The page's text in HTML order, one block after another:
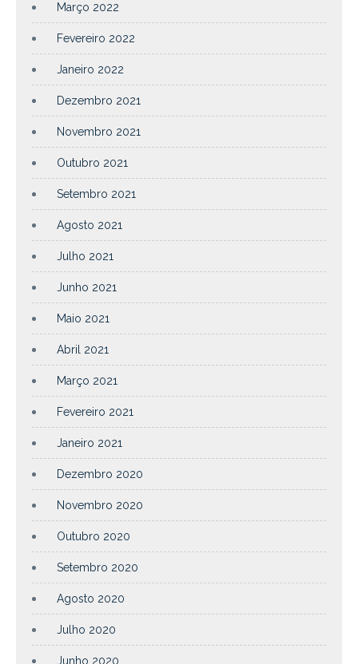
Março 2022
Fevereiro 2022
Janeiro 2022
Dezembro 2021
Novembro 2021
Outubro 2021
Setembro 2021
Agosto 2021
Julho 2021
Junho 2021
Maio 2021
Abril 2021
Março 2021
Fevereiro 2021
Janeiro 2021
Dezembro 2020
Novembro 2020
Outubro 2020
Setembro 2020
Agosto 2020
Julho 2020
Junho 2020